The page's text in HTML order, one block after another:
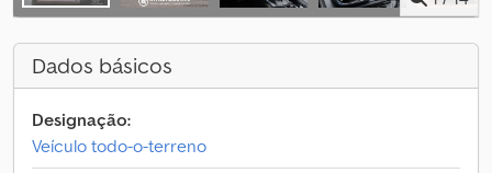
Dados básicos
Designação:
Veículo todo-o-terreno